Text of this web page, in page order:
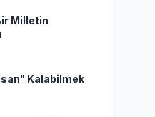
Milletin
Kalabilmek